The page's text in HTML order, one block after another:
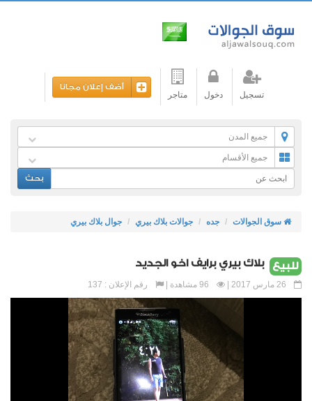
تسجيل دخول متاجر
أضف إعلان مجانا
جميع المدن
جميع الأقسام
بحث
سوق الجوالات جده جوالات بلاك بيري جوال بلاك بيري
للبيع بلاك بيري برايف اخو الجديد
رقم الإعلان : 137